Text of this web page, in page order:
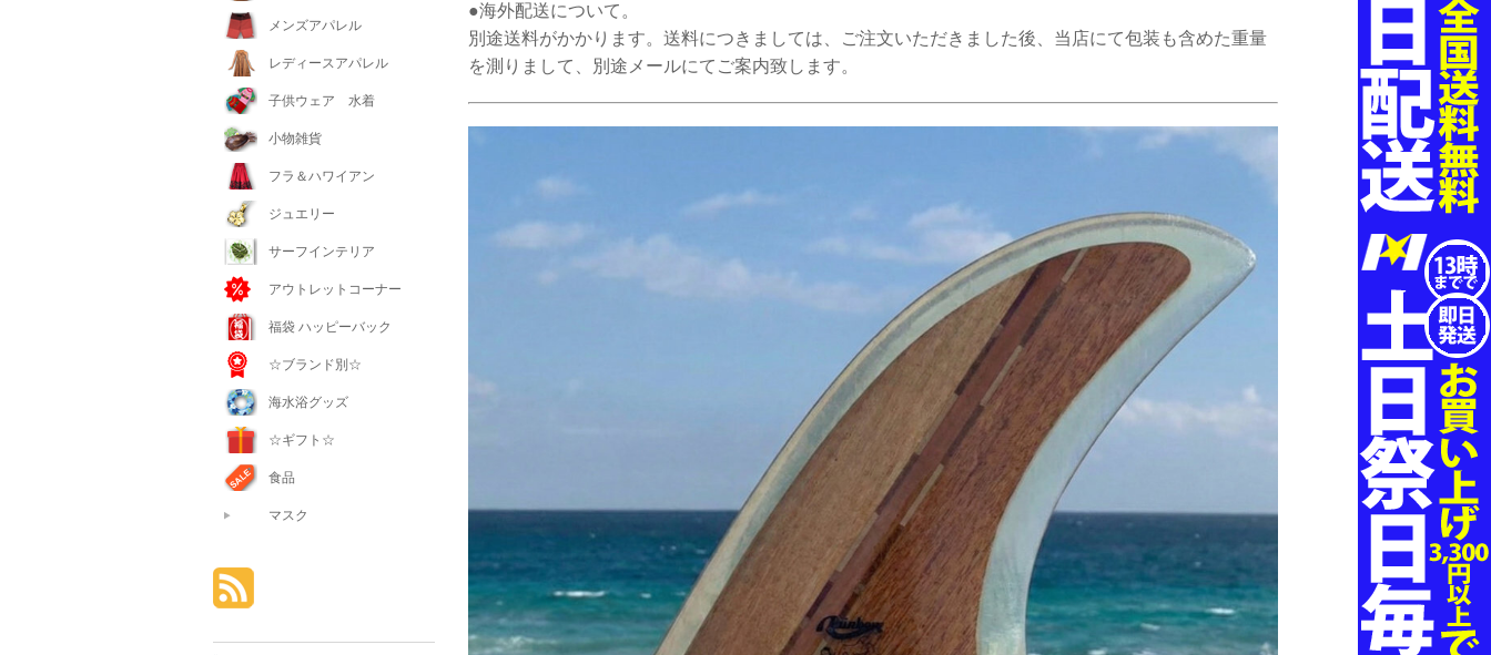
●海外配送について。
別途送料がかかります。送料につきましては、ご注文いただきました後、当店にて包装も含めた重量
を測りまして、別途メールにてご案内致します。
メンズアパレル
レディースアパレル
子供ウェア 水着
小物雑貨
フラ＆ハワイアン
ジュエリー
サーフインテリア
アウトレットコーナー
福袋 ハッピーバック
☆ブランド別☆
海水浴グッズ
☆ギフト☆
食品
マスク